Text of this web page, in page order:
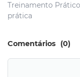
Treinamento
prática
Comentários (0)